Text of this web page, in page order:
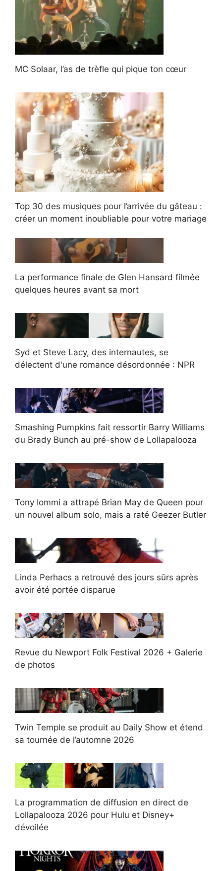
MC Solaar, l’as de trèfle qui pique ton cœur
Top 30 des musiques pour l’arrivée du gâteau :
créer un moment inoubliable pour votre mariage
La performance finale de Glen Hansard filmée
quelques heures avant sa mort
Syd et Steve Lacy, des internautes, se
délectent d'une romance désordonnée : NPR
Smashing Pumpkins fait ressortir Barry Williams
du Brady Bunch au pré-show de Lollapalooza
Tony Iommi a attrapé Brian May de Queen pour
un nouvel album solo, mais a raté Geezer Butler
Linda Perhacs a retrouvé des jours sûrs après
avoir été portée disparue
Revue du Newport Folk Festival 2026 + Galerie
de photos
Twin Temple se produit au Daily Show et étend
sa tournée de l’automne 2026
La programmation de diffusion en direct de
Lollapalooza 2026 pour Hulu et Disney+
dévoilée